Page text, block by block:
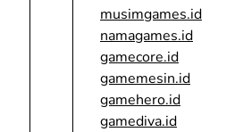
musimgames.id
namagames.id
gamecore.id
gamemesin.id
gamehero.id
gamediva.id